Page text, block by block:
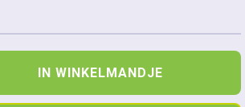
IN WINKELMANDJE